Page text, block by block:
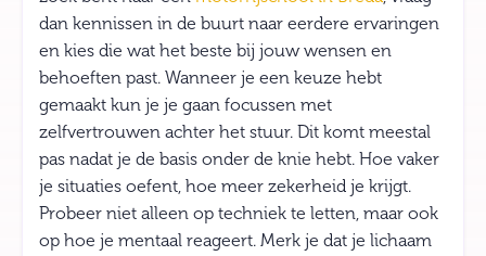
dan kennissen in de buurt naar eerdere ervaringen
en kies die wat het beste bij jouw wensen en
behoeften past. Wanneer je een keuze hebt
gemaakt kun je je gaan focussen met
zelfvertrouwen achter het stuur. Dit komt meestal
pas nadat je de basis onder de knie hebt. Hoe vaker
je situaties oefent, hoe meer zekerheid je krijgt.
Probeer niet alleen op techniek te letten, maar ook
op hoe je mentaal reageert. Merk je dat je lichaam